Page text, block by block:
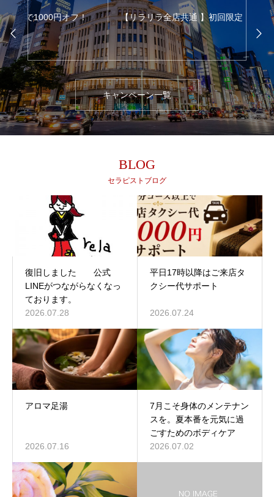
【リラリラ全店共通 】初回限定！割引クーポン 期
キャンペーン一覧
BLOG
セラピストブログ
復旧しました 公式
LINEがつながらなくなっ
ております。
2026.07.28
平日17時以降はご来店タ
クシー代サポート
2026.07.24
アロマ足湯
2026.07.16
7月こそ身体のメンテナン
スを。夏本番を元気に過
ごすためのボディケア
2026.07.02